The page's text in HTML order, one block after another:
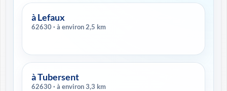
à Lefaux
62630 · à environ 2,5 km
à Tubersent
62630 · à environ 3,3 km